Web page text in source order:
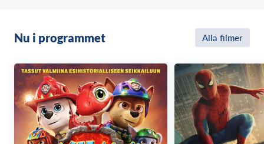
Nu i programmet Alla filmer